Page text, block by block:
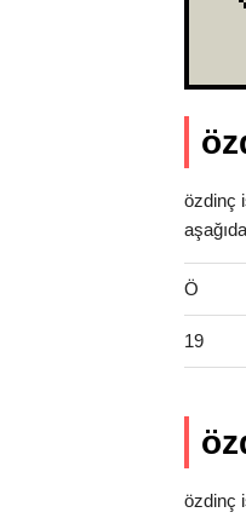
özdinç
Ö
19
özdinç